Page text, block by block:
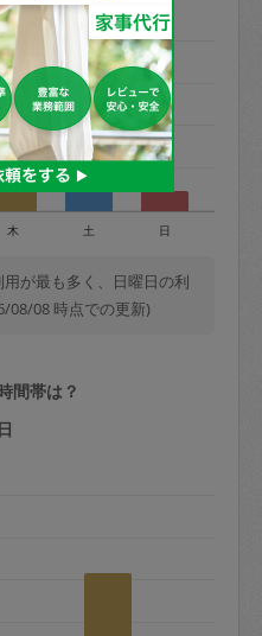
時まで＝依頼料金の
まで＝依頼金額の
＝依頼金額の100%
日キャンセル＝依頼
全額
する場合、毎週定
期は月1回までキャ
ん。それ以上はキ
木 土 日
が最も多く、日曜日の利
08/08 時点での更新)
間帯は？